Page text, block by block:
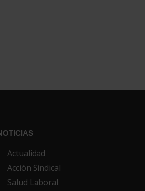
Actualidad
Acción Sindical
Salud Laboral